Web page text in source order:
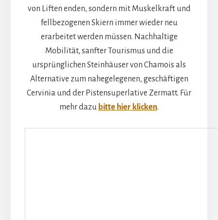
von Liften enden, sondern mit Muskelkraft und
fellbezogenen Skiern immer wieder neu
erarbeitet werden müssen. Nachhaltige
Mobilität, sanfter Tourismus und die
ursprünglichen Steinhäuser von Chamois als
Alternative zum nahegelegenen, geschäftigen
Cervinia und der Pistensuperlative Zermatt. Für
mehr dazu bitte hier klicken.